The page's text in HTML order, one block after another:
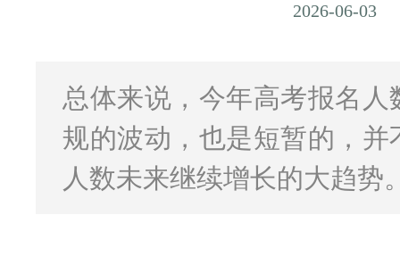
2026-06-03
总体来说，今年高考报名
规的波动，也是短暂的，并
人数未来继续增长的大趋势